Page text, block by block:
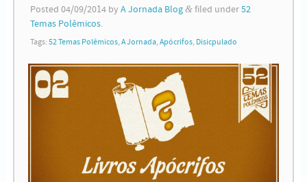
Posted 04/09/2014by A Jornada Blog &filed under52
Temas Polêmicos.
Tags: 52 Temas Polêmicos, A Jornada, Apócrifos, Disicpulado